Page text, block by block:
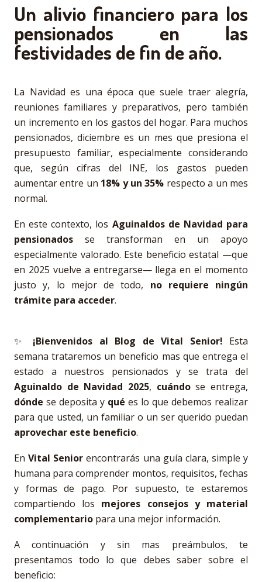
Un alivio financiero para los
pensionados en las
festividades de fin de año.
La Navidad es una época que suele traer alegría,
reuniones familiares y preparativos, pero también
un incremento en los gastos del hogar. Para muchos
pensionados, diciembre es un mes que presiona el
presupuesto familiar, especialmente considerando
que, según cifras del INE, los gastos pueden
aumentar entre un 18% y un 35% respecto a un mes
normal.
En este contexto, los Aguinaldos de Navidad para
pensionados se transforman en un apoyo
especialmente valorado. Este beneficio estatal —que
en 2025 vuelve a entregarse— llega en el momento
justo y, lo mejor de todo, no requiere ningún
trámite para acceder.
✨ ¡Bienvenidos al Blog de Vital Senior! Esta
semana trataremos un beneficio mas que entrega el
estado a nuestros pensionados y se trata del
Aguinaldo de Navidad 2025, cuándose entrega,
dónde se deposita y qué es lo que debemos realizar
para que usted, un familiar o un ser querido puedan
aprovechar este beneficio.
EnVital Seniorencontrarás una guía clara, simple y
humana para comprender montos, requisitos, fechas
y formas de pago. Por supuesto, te estaremos
compartiendo los mejores consejos y material
complementario para una mejor información.
A continuación y sin mas preámbulos, te
presentamos todo lo que debes saber sobre el
beneficio: